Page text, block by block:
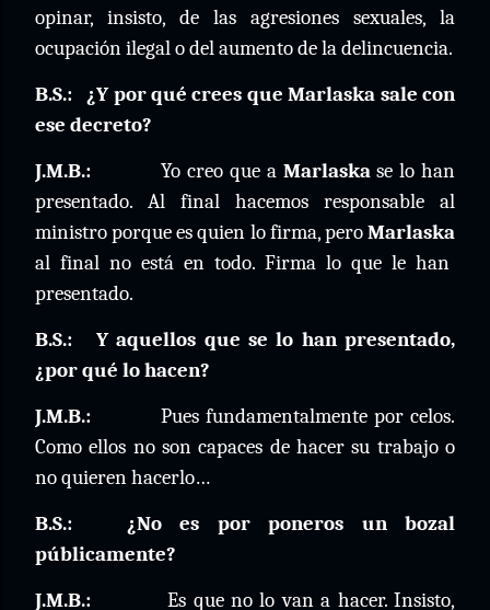
opinar, insisto, de las agresiones sexuales, la
ocupación ilegal o del aumento de la delincuencia.
B.S.:
¿Y por qué crees que Marlaska sale con
ese decreto?
J.M.B.:
Yo creo que a Marlaskase lo han
presentado. Al final hacemos responsable al
ministro porque es quien lo firma, peroMarlaska
al final no está en todo. Firma lo que le han
presentado.
B.S.:
Y aquellos que se lo han presentado,
¿por qué lo hacen?
J.M.B.:
Pues fundamentalmente por celos.
Como ellos no son capaces de hacer su trabajo o
no quieren hacerlo…
B.S.:
¿No es por poneros un bozal
públicamente?
J.M.B.:
Es que no lo van a hacer. Insisto,